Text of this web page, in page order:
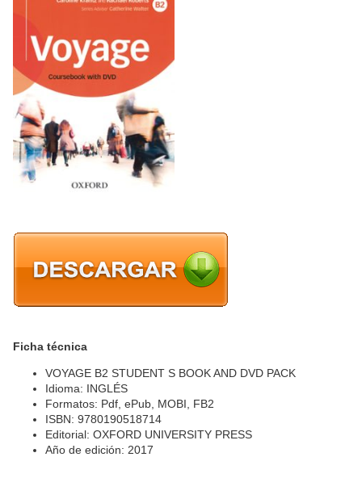
Ficha técnica
VOYAGE B2 STUDENT S BOOK AND DVD PACK
Idioma: INGLÉS
Formatos: Pdf, ePub, MOBI, FB2
ISBN: 9780190518714
Editorial: OXFORD UNIVERSITY PRESS
Año de edición: 2017